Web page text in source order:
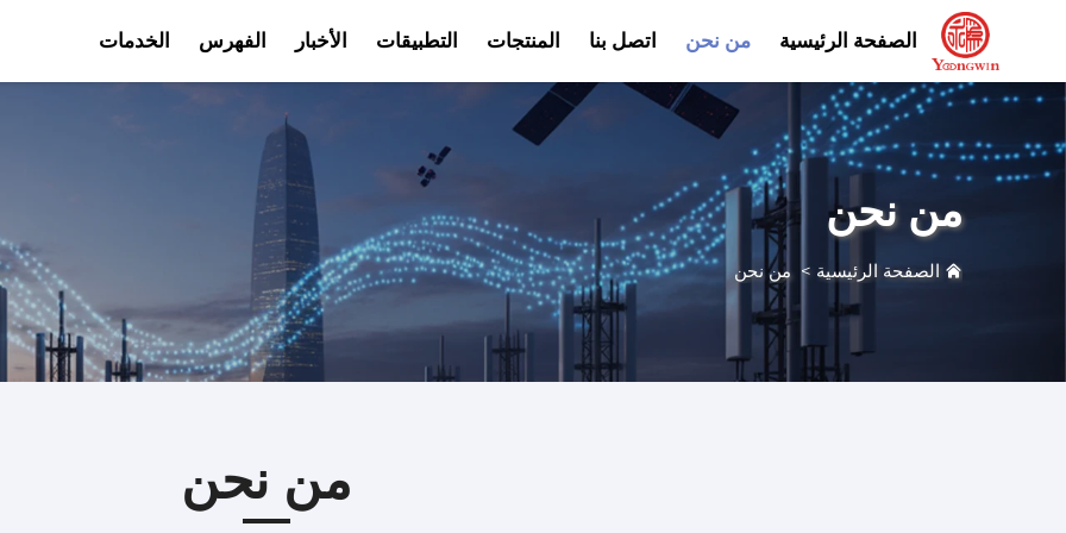
الصفحة الرئيسية من نحن اتصل بنا المنتجات التطبيقات الأخبار الفهرس الخدمات
من نحن
الصفحة الرئيسية > من نحن
من نحن